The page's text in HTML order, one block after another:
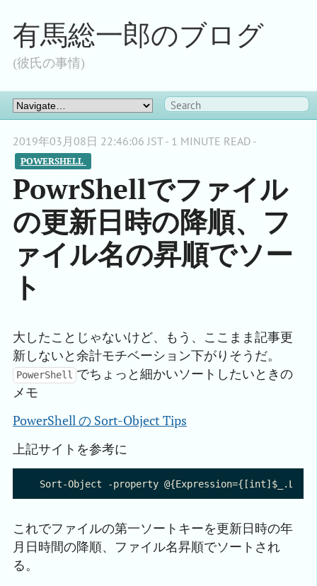
有馬総一郎のブログ
(彼氏の事情)
2019年03月08日 22:46:06 JST - 1 MINUTE READ -
POWERSHELL
PowrShellでファイル
の更新日時の降順、フ
ァイル名の昇順でソー
ト
大したことじゃないけど、もう、ここまま記事更
新しないと余計モチベーション下がりそうだ。
PowerShell でちょっと細かいソートしたいときの
メモ
PowerShell の Sort-Object Tips
上記サイトを参考に
これでファイルの第一ソートキーを更新日時の年
月日時間の降順、ファイル名昇順でソートされ
る。